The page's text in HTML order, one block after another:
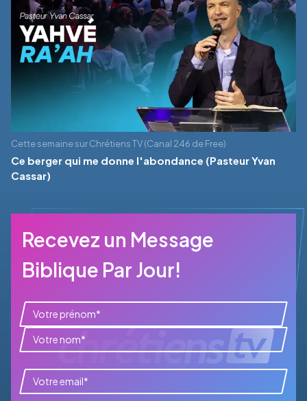
Cette semaine sur Chrétiens TV (Canal 246 de Free)
Ce berger qui me donne l'abondance (Pasteur Yvan
Cassar)
Recevez un Message
Biblique Par Jour!